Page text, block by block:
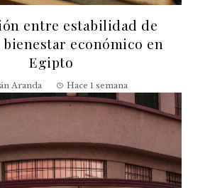
entre estabilidad de
económico en
Egipto
Aranda Hace 1 semana